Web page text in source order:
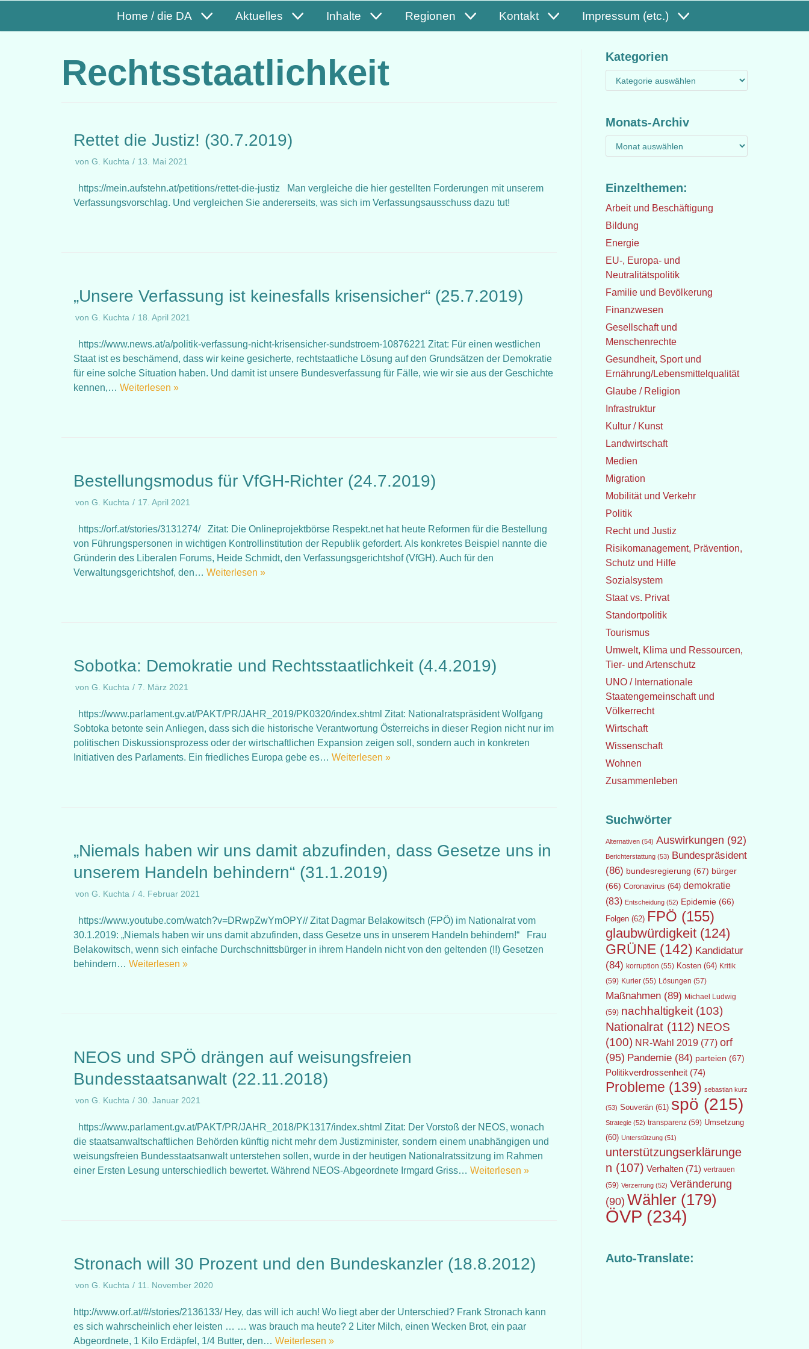
Home / die DA Aktuelles Inhalte Regionen Kontakt Impressum (etc.)
Rechtsstaatlichkeit
Rettet die Justiz! (30.7.2019)
von G. Kuchta 13. Mai 2021
https://mein.aufstehn.at/petitions/rettet-die-justiz Man vergleiche die hier gestellten Forderungen mit unserem
Verfassungsvorschlag. Und vergleichen Sie andererseits, was sich im Verfassungsausschuss dazu tut!
„Unsere Verfassung ist keinesfalls krisensicher“ (25.7.2019)
von G. Kuchta 18. April 2021
https://www.news.at/a/politik-verfassung-nicht-krisensicher-sundstroem-10876221 Zitat: Für einen westlichen
Staat ist es beschämend, dass wir keine gesicherte, rechtstaatliche Lösung auf den Grundsätzen der Demokratie
für eine solche Situation haben. Und damit ist unsere Bundesverfassung für Fälle, wie wir sie aus der Geschichte
kennen,… Weiterlesen »
Bestellungsmodus für VfGH-Richter (24.7.2019)
von G. Kuchta 17. April 2021
https://orf.at/stories/3131274/ Zitat: Die Onlineprojektbörse Respekt.net hat heute Reformen für die Bestellung
von Führungspersonen in wichtigen Kontrollinstitution der Republik gefordert. Als konkretes Beispiel nannte die
Gründerin des Liberalen Forums, Heide Schmidt, den Verfassungsgerichtshof (VfGH). Auch für den
Verwaltungsgerichtshof, den… Weiterlesen »
Sobotka: Demokratie und Rechtsstaatlichkeit (4.4.2019)
von G. Kuchta 7. März 2021
https://www.parlament.gv.at/PAKT/PR/JAHR_2019/PK0320/index.shtml Zitat: Nationalratspräsident Wolfgang
Sobtoka betonte sein Anliegen, dass sich die historische Verantwortung Österreichs in dieser Region nicht nur im
politischen Diskussionsprozess oder der wirtschaftlichen Expansion zeigen soll, sondern auch in konkreten
Initiativen des Parlaments. Ein friedliches Europa gebe es… Weiterlesen »
„Niemals haben wir uns damit abzufinden, dass Gesetze uns in
unserem Handeln behindern“ (31.1.2019)
von G. Kuchta 4. Februar 2021
https://www.youtube.com/watch?v=DRwpZwYmOPY// Zitat Dagmar Belakowitsch (FPÖ) im Nationalrat vom
30.1.2019: „Niemals haben wir uns damit abzufinden, dass Gesetze uns in unserem Handeln behindern!“ Frau
Belakowitsch, wenn sich einfache Durchschnittsbürger in ihrem Handeln nicht von den geltenden (!!) Gesetzen
behindern… Weiterlesen »
NEOS und SPÖ drängen auf weisungsfreien
Bundesstaatsanwalt (22.11.2018)
von G. Kuchta 30. Januar 2021
https://www.parlament.gv.at/PAKT/PR/JAHR_2018/PK1317/index.shtml Zitat: Der Vorstoß der NEOS, wonach
die staatsanwaltschaftlichen Behörden künftig nicht mehr dem Justizminister, sondern einem unabhängigen und
weisungsfreien Bundesstaatsanwalt unterstehen sollen, wurde in der heutigen Nationalratssitzung im Rahmen
einer Ersten Lesung unterschiedlich bewertet. Während NEOS-Abgeordnete Irmgard Griss… Weiterlesen »
Stronach will 30 Prozent und den Bundeskanzler (18.8.2012)
von G. Kuchta 11. November 2020
http://www.orf.at/#/stories/2136133/ Hey, das will ich auch! Wo liegt aber der Unterschied? Frank Stronach kann
es sich wahrscheinlich eher leisten … … was brauch ma heute? 2 Liter Milch, einen Wecken Brot, ein paar
Abgeordnete, 1 Kilo Erdäpfel, 1/4 Butter, den… Weiterlesen »
Kategorien
Monats-Archiv
Einzelthemen:
Arbeit und Beschäftigung
Bildung
Energie
EU-, Europa- und
Neutralitätspolitik
Familie und Bevölkerung
Finanzwesen
Gesellschaft und
Menschenrechte
Gesundheit, Sport und
Ernährung/Lebensmittelqualität
Glaube / Religion
Infrastruktur
Kultur / Kunst
Landwirtschaft
Medien
Migration
Mobilität und Verkehr
Politik
Recht und Justiz
Risikomanagement, Prävention,
Schutz und Hilfe
Sozialsystem
Staat vs. Privat
Standortpolitik
Tourismus
Umwelt, Klima und Ressourcen,
Tier- und Artenschutz
UNO / Internationale
Staatengemeinschaft und
Völkerrecht
Wirtschaft
Wissenschaft
Wohnen
Zusammenleben
Suchwörter
Alternativen(54) Auswirkungen (92)
Berichterstattung(53) Bundespräsident
(86) bundesregierung (67) bürger
(66) Coronavirus (64) demokratie
(83) Entscheidung(52) Epidemie(66)
Folgen(62) FPÖ (155)
glaubwürdigkeit(124)
GRÜNE(142) Kandidatur
(84) korruption (55) Kosten(64) Kritik
(59) Kurier(55) Lösungen (57)
Maßnahmen(89) Michael Ludwig
(59) nachhaltigkeit(103)
Nationalrat(112) NEOS
(100) NR-Wahl 2019(77) orf
(95) Pandemie(84) parteien (67)
Politikverdrossenheit(74)
Probleme (139) sebastian kurz
(53) Souverän(61) spö (215)
Strategie(52) transparenz(59) Umsetzung
(60) Unterstützung(51)
unterstützungserklärunge
n (107) Verhalten(71) vertrauen
(59) Verzerrung(52) Veränderung
(90) Wähler(179)
ÖVP(234)
Auto-Translate: